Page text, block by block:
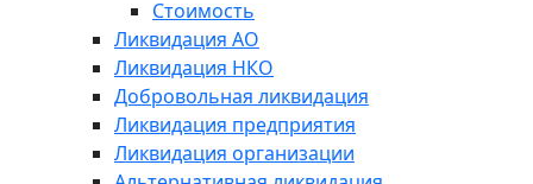
Стоимость
Ликвидация АО
Ликвидация НКО
Добровольная ликвидация
Ликвидация предприятия
Ликвидация организации